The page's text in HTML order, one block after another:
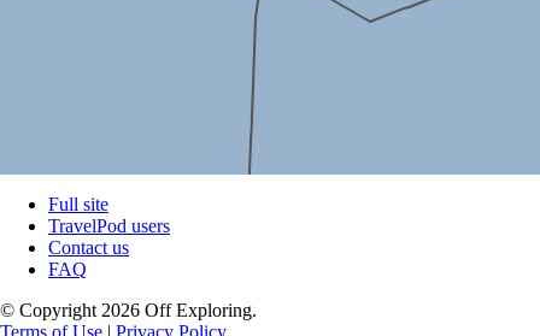
Full site
TravelPod users
Contact us
FAQ
© Copyright 2026 Off Exploring.
Terms of Use | Privacy Policy